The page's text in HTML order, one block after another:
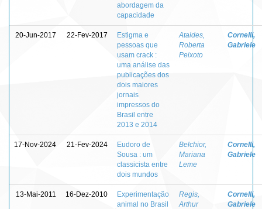
abordagem da
capacidade
20-Jun-2017 22-Fev-2017
Estigma e
pessoas que
usam crack :
uma análise das
publicações dos
dois maiores
jornais
impressos do
Brasil entre
2013 e 2014
Ataides,
Roberta
Peixoto
Cornelli,
Gabriele
17-Nov-2024 21-Fev-2024
Eudoro de
Sousa : um
classicista entre
dois mundos
Belchior,
Mariana
Leme
Cornelli,
Gabriele
13-Mai-2011 16-Dez-2010
Experimentação
animal no Brasil
Regis,
Arthur
Cornelli,
Gabriele